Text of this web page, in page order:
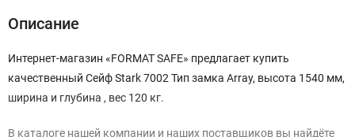
Описание
Интернет-магазин «FORMAT SAFE» предлагает купить
качественный Сейф Stark 7002 Тип замка Array, высота 1540 мм,
ширина и глубина , вес 120 кг.
В каталоге нашей компании и наших поставщиков вы найдёте